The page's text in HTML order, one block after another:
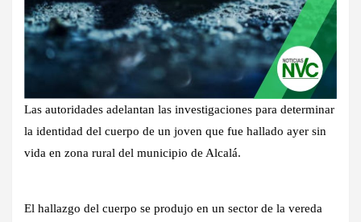
Las autoridades adelantan las investigaciones para determinar
la identidad del cuerpo de un joven que fue hallado ayer sin
vida en zona rural del municipio de Alcalá.
El hallazgo del cuerpo se produjo en un sector de la vereda